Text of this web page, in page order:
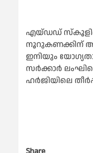
എയ്ഡഡ് സ്കൂളിലെ
നൂറുകണക്കിന്
ഇനിയും യോഗ്യതാ
സർക്കാർ
ഹർജിയിലെ